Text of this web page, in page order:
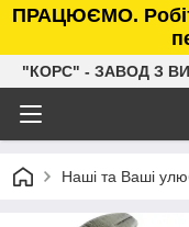
ПРАЦЮЄМО.
"КОРС" - ЗАВОД З
Наші та Ваші